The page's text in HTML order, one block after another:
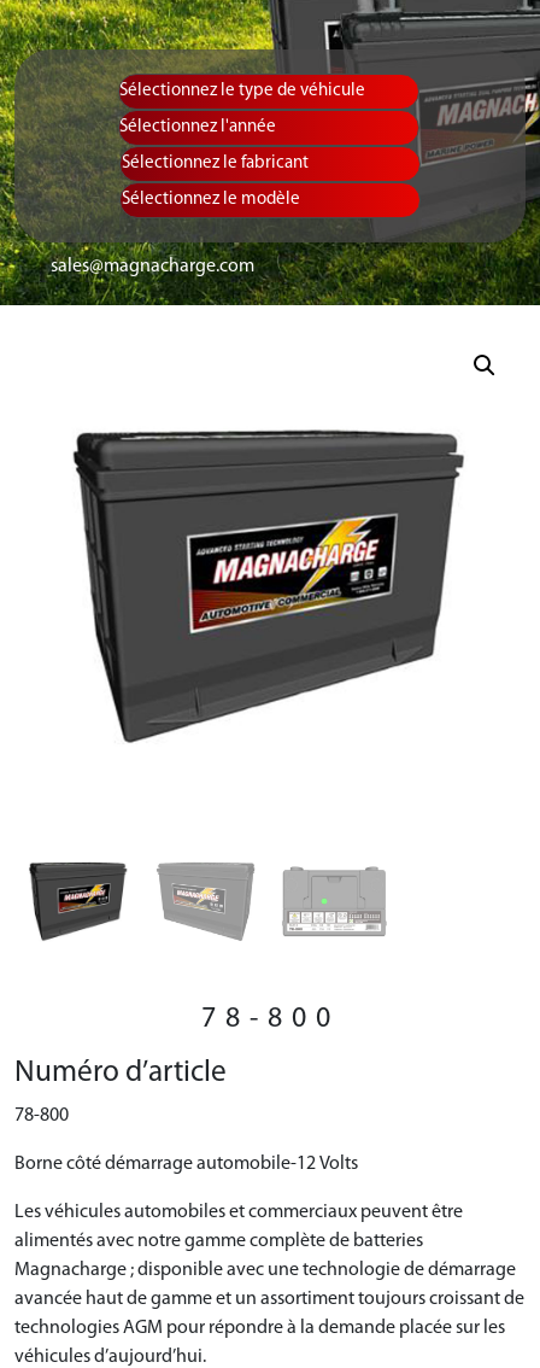
Sélectionnez le type de véhicule Equipment
Sélectionnez
Sélectionnez
sales@magnacharge.com
78-800
Numéro d’article
78-800
Borne côté démarrage automobile-12 Volts
Les véhicules automobiles et commerciaux peuvent être
alimentés avec notre gamme complète de batteries
Magnacharge ; disponible avec une technologie de démarrage
avancée haut de gamme et un assortiment toujours croissant de
technologies AGM pour répondre à la demande placée sur les
véhicules d’aujourd’hui.